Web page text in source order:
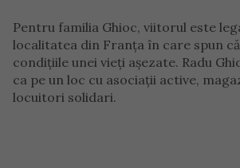
Pentru familia Ghioc, viitorul este
localitatea din Franța în care spun
condițiile unei vieți așezate. Radu
ca pe un loc cu asociații active,
locuitori solidari.